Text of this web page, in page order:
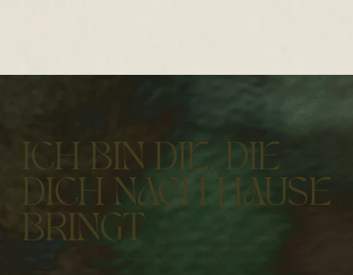
ICH BIN DIE, DIE
DICH NACH HAUSE
BRINGT